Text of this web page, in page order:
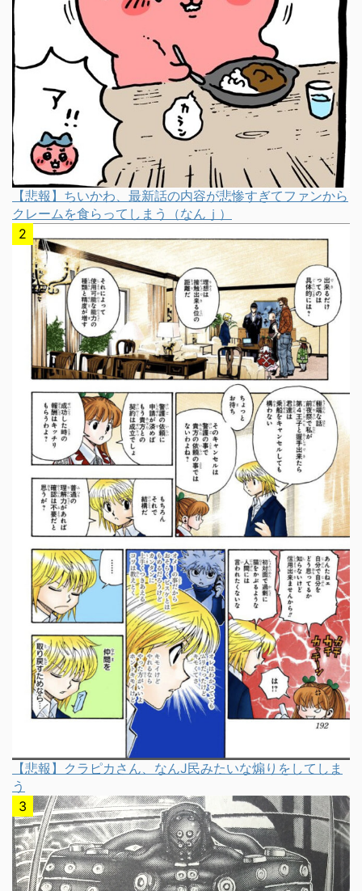
【悲報】ちいかわ、最新話の内容が悲惨すぎてファンから
クレームを食らってしまう（なんｊ）
【悲報】クラピカさん、なんJ民みたいな煽りをしてしま
う